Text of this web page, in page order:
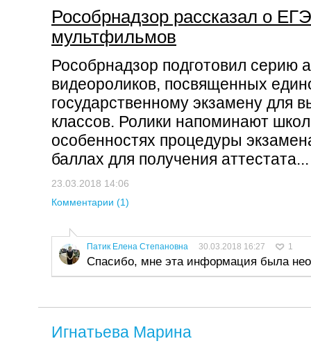
Рособрнадзор рассказал о
мультфильмов
Рособрнадзор подготовил серию
видеороликов, посвященных
государственному экзамену для
классов. Ролики напоминают
особенностях процедуры
баллах для получения
23.03.2018 14:06
Комментарии (1)
Патик Елена Степановна 30.03.2018 16:27 1
Спасибо, мне эта информация была
Игнатьева Марина